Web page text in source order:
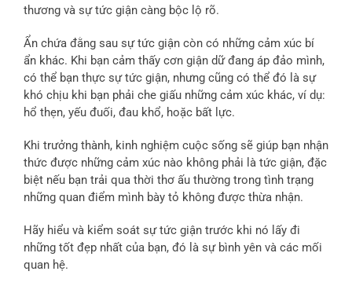
thương và sự tức giận càng bộc lộ rõ.
Ẩn chứa đằng sau sự tức giận còn có những cảm xúc bí
ẩn khác. Khi bạn cảm thấy cơn giận dữ đang áp đảo mình,
có thể bạn thực sự tức giận, nhưng cũng có thể đó là sự
khó chịu khi bạn phải che giấu những cảm xúc khác, ví dụ:
hổ thẹn, yếu đuối, đau khổ, hoặc bất lực.
Khi trưởng thành, kinh nghiệm cuộc sống sẽ giúp bạn nhận
thức được những cảm xúc nào không phải là tức giận, đặc
biệt nếu bạn trải qua thời thơ ấu thường trong tình trạng
những quan điểm mình bày tỏ không được thừa nhận.
Hãy hiểu và kiểm soát sự tức giận trước khi nó lấy đi
những tốt đẹp nhất của bạn, đó là sự bình yên và các mối
quan hệ.